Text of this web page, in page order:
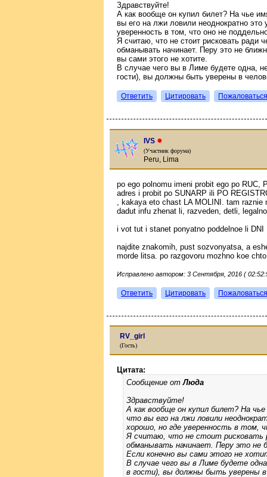
Здравствуйте!
А как вообще он купил билет? На чье
вы его на лжи ловили неоднократно
уверенность в том, что оно не
Я считаю, что не стоит рисковать ради
обманывать начинает. Перу это не
вы сами этого не хотите.
В случае чего вы в Лиме будете одна,
гости), вы должны быть уверены в
Ответить Цитировать Пожаловаться
IVS ●
(Участник форума)
Peru, Lima
po ego polnomu imeni probit ego po RUC,
adres i probit po SUNARP ili PO
, kakaya eto chast LA MOLINI. tam
dadut infu zhenat li, razveden, detli,
i vot tut i stanet ponyatno poddelnoe li DNI
najdite znakomih, pust sozvonyatsa, a
morde litsa. po razgovoru mozhno koe
Исправлено автором: 3 Сентября, 2016 (
Ответить Цитировать Пожаловаться
RV_girl
(Гость)
Цитата:
Сообщение отЛюда
Здравствуйте!
А как вообще он купил билет? На
что вы его на лжи ловили
хорошо, но где уверенность в том,
Я считаю, что не стоит рисковать
обманывать начинает. Перу это не
Если конечно вы сами этого не
В случае чего вы в Лиме будете
в гости), вы должны быть уверены в